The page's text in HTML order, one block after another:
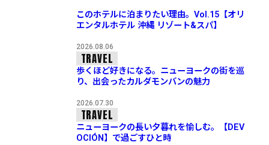
このホテルに泊まりたい理由。Vol.15【オリ
エンタルホテル 沖縄 リゾート&スパ】
2026.08.06
TRAVEL
歩くほど好きになる。ニューヨークの街を巡
り、出会ったカルダモンバンの魅力
2026.07.30
TRAVEL
ニューヨークの長い夕暮れを愉しむ。【DEV
OCIÓN】で過ごすひと時